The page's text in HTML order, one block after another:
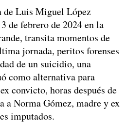
Luis Miguel López
de febrero de 2024 en la
transita momentos de
jornada, peritos forenses
de un suicidio, una
como alternativa para
convicto, horas después de
a Norma Gómez, madre y ex
imputados.